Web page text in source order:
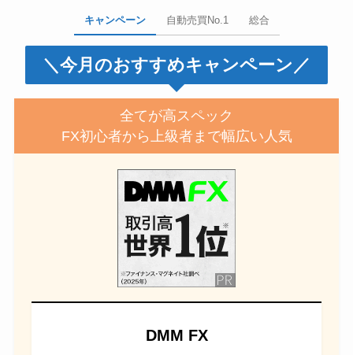
キャンペーン 自動売買No.1 総合
＼今月のおすすめキャンペーン／
全てが高スペック
FX初心者から上級者まで幅広い人気
DMM FX